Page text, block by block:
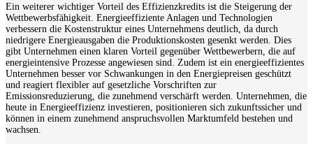
Ein weiterer wichtiger Vorteil des Effizienzkredits ist die Steigerung der
Wettbewerbsfähigkeit. Energieeffiziente Anlagen und Technologien
verbessern die Kostenstruktur eines Unternehmens deutlich, da durch
niedrigere Energieausgaben die Produktionskosten gesenkt werden. Dies
gibt Unternehmen einen klaren Vorteil gegenüber Wettbewerbern, die auf
energieintensive Prozesse angewiesen sind. Zudem ist ein energieeffizientes
Unternehmen besser vor Schwankungen in den Energiepreisen geschützt
und reagiert flexibler auf gesetzliche Vorschriften zur
Emissionsreduzierung, die zunehmend verschärft werden. Unternehmen, die
heute in Energieeffizienz investieren, positionieren sich zukunftssicher und
können in einem zunehmend anspruchsvollen Marktumfeld bestehen und
wachsen.